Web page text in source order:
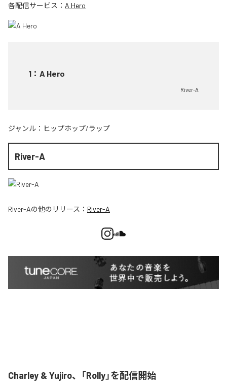
各配信サービス： A Hero
1 ： A Hero
River-A
ジャンル： ヒップホップ/ラップ
River-A
River-Aの他のリリース： River-A
Charley & Yujiro、「Rolly」を配信開始